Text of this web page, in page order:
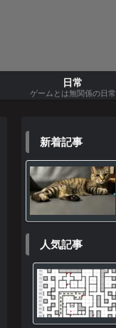
日常
ゲームとは無関係の日常
新着記事
人気記事